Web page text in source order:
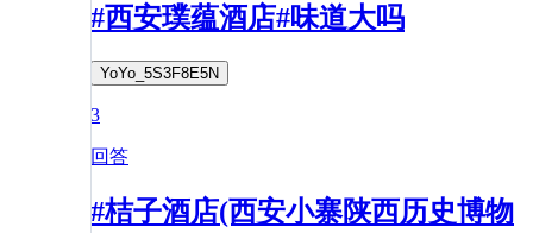
#西安璞蕴酒店#味道大吗
YoYo_5S3F8E5N
3
回答
#桔子酒店(西安小寨陕西历史博物